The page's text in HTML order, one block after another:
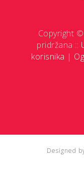
Copyright
pridržana ::
korisnika |
Designed